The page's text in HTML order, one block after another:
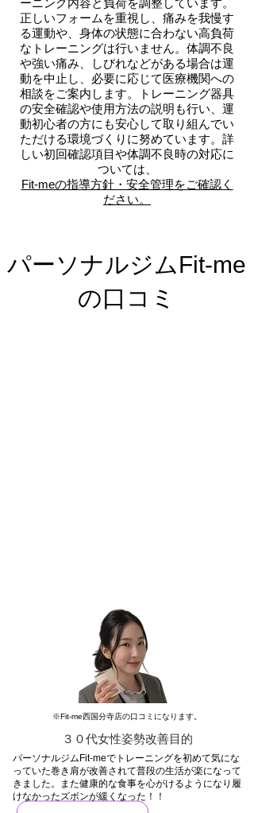
ーニング内容と負荷を調整しています。
正しいフォームを重視し、痛みを我慢す
る運動や、身体の状態に合わない高負荷
なトレーニングは行いません。体調不良
や強い痛み、しびれなどがある場合は運
動を中止し、必要に応じて医療機関への
相談をご案内します。トレーニング器具
の安全確認や使用方法の説明も行い、運
動初心者の方にも安心して取り組んでい
ただける環境づくりに努めています。詳
しい初回確認項目や体調不良時の対応に
ついては、
Fit-meの指導方針・安全管理をご確認く
ださい。
パーソナルジムFit-me
の​口コミ
※Fit-me西国分寺店の口コミになります。
３０代女性姿勢改善目的
​パーソナルジムFit-meでトレーニングを初めて気にな
っていた巻き肩が改善されて普段の生活が楽になって
きました。また健康的な食事を心がけるようになり履
けなかったズボンが緩くなった！！